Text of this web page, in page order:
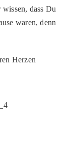
dass Du
waren, denn
Herzen